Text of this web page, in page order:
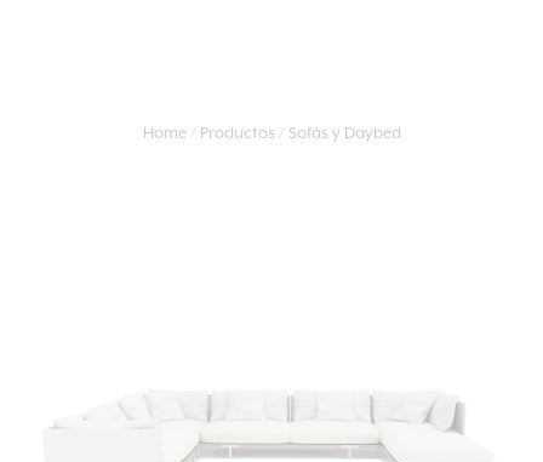
Home Productos Sofás y Daybed